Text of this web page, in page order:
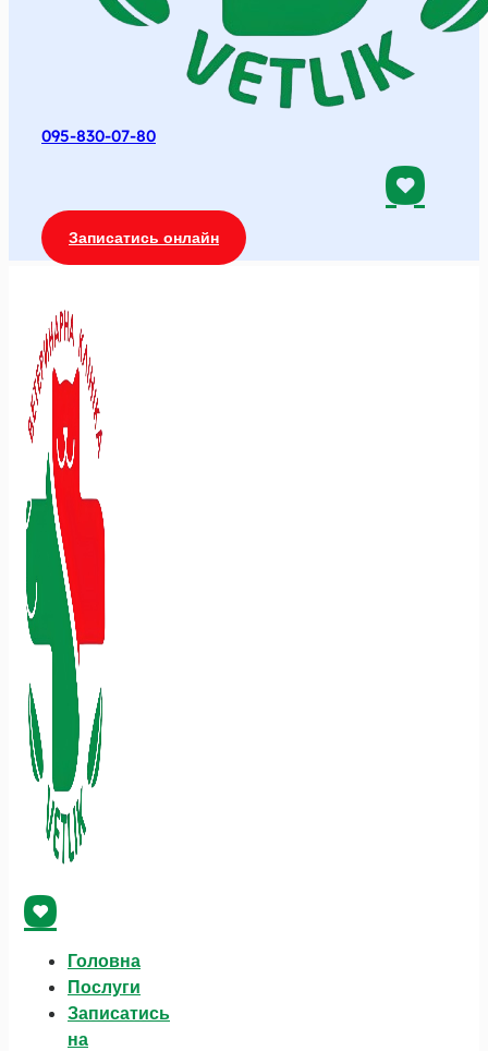
095-830-07-80
Записатись онлайн
Головна
Послуги
Записатись
на